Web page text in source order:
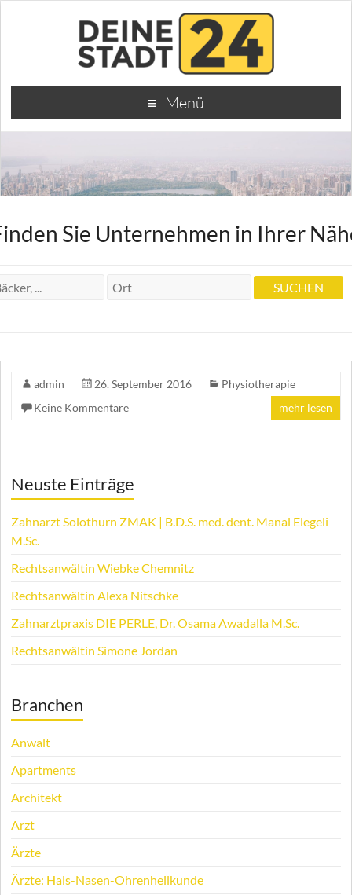
Menü
Sie Unternehmen in Ihrer
admin 26. September 2016
Physiotherapie
Keine Kommentare
mehr lesen
Neuste Einträge
Zahnarzt Solothurn ZMAK | B.D.S. med. dent. Manal Elegeli
M.Sc.
Rechtsanwältin Wiebke Chemnitz
Rechtsanwältin Alexa Nitschke
Zahnarztpraxis DIE PERLE, Dr. Osama Awadalla M.Sc.
Rechtsanwältin Simone Jordan
Branchen
Anwalt
Apartments
Architekt
Arzt
Ärzte
Ärzte: Hals-Nasen-Ohrenheilkunde